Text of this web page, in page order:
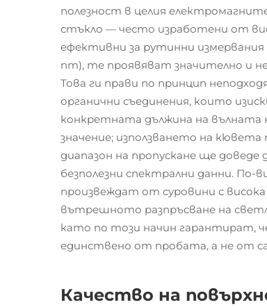
полезност в целия
стъкло — често изработени от
ефективни за рутинни
nm), те проявяват значително и
Това ги прави по принцип
органични съединения, които
конкретната дължина на
значение; използването на
диапазон на пропускане ще
безполезни спектрални данни.
произвеждат от суровини с
вътрешното разпръсване на
като по този начин гарантират,
единствено от пробата, а не от
Качество на